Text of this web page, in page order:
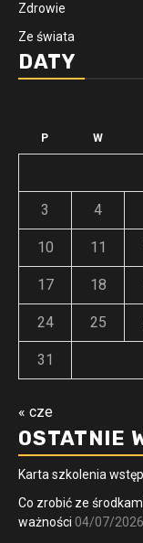
Zdrowie
Ze świata
DATY
P W
3 4
10 11
17 18
24 25
31
« cze
OSTATNIE
Karta szkolenia
Co zrobić ze
ważności 04/07/2026